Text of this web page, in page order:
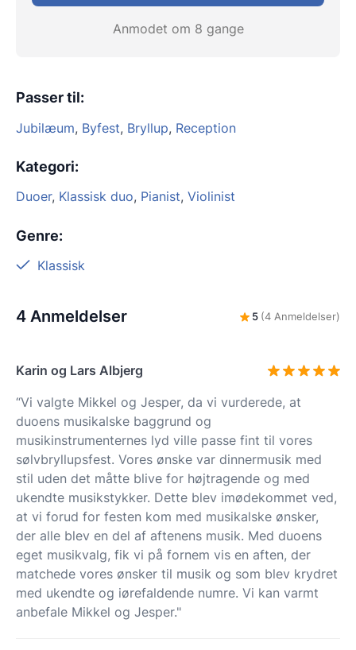
Anmodet om 8 gange
Passer til:
Jubilæum, Byfest, Bryllup, Reception
Kategori:
Duoer, Klassisk duo, Pianist, Violinist
Genre:
Klassisk
4 Anmeldelser 5 (4 Anmeldelser)
Karin og Lars Albjerg
“Vi valgte Mikkel og Jesper, da vi vurderede, at
duoens musikalske baggrund og
musikinstrumenternes lyd ville passe fint til vores
sølvbryllupsfest. Vores ønske var dinnermusik med
stil uden det måtte blive for højtragende og med
ukendte musikstykker. Dette blev imødekommet ved,
at vi forud for festen kom med musikalske ønsker,
der alle blev en del af aftenens musik. Med duoens
eget musikvalg, fik vi på fornem vis en aften, der
matchede vores ønsker til musik og som blev krydret
med ukendte og iørefaldende numre. Vi kan varmt
anbefale Mikkel og Jesper."